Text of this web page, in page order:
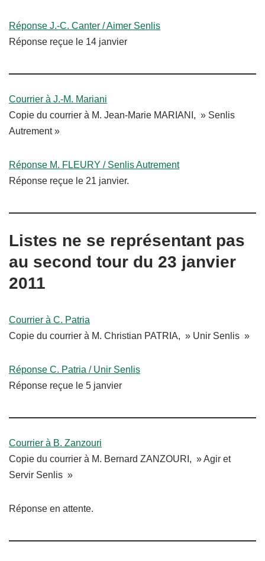
Réponse J.-C. Canter / Aimer Senlis
Réponse reçue le 14 janvier
Courrier à J.-M. Mariani
Copie du courrier à M. Jean-Marie MARIANI, » Senlis
Autrement »
Réponse M. FLEURY / Senlis Autrement
Réponse reçue le 21 janvier.
Listes ne se représentant pas
au second tour du 23 janvier
2011
Courrier à C. Patria
Copie du courrier à M. Christian PATRIA, » Unir Senlis »
Réponse C. Patria / Unir Senlis
Réponse reçue le 5 janvier
Courrier à B. Zanzouri
Copie du courrier à M. Bernard ZANZOURI, » Agir et
Servir Senlis »
Réponse en attente.